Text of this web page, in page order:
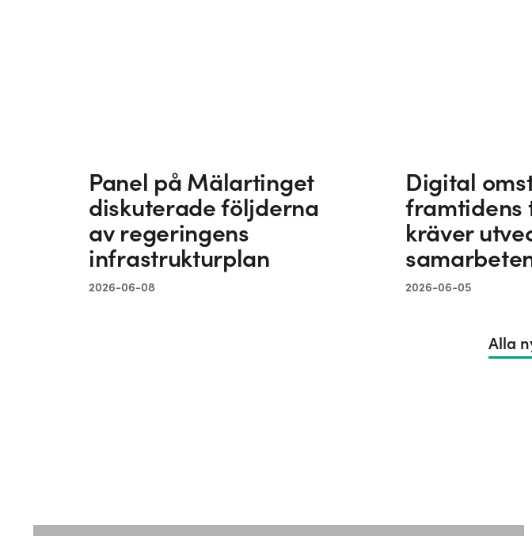
Panel på Mälartinget
diskuterade följderna
av regeringens
infrastrukturplan
2026-06-08
Digital
framtidens
kräver
2026-06-05
Alla